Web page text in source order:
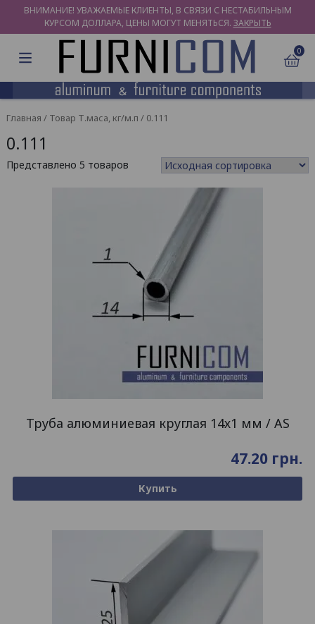
ВНИМАНИЕ! УВАЖАЕМЫЕ КЛИЕНТЫ, В СВЯЗИ С НЕСТАБИЛЬНЫМ
КУРСОМ ДОЛЛАРА, ЦЕНЫ МОГУТ МЕНЯТЬСЯ. ЗАКРЫТЬ
0
Главная / Товар Т.маса, кг/м.п / 0.111
0.111
Представлено 5 товаров
Труба алюминиевая круглая 14х1 мм / AS
47.20 грн.
Купить